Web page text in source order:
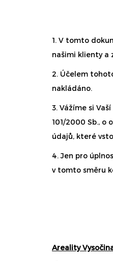
1. V tomto
našimi klienty a
2. Účelem
nakládáno.
3. Vážíme si
101/2000 Sb., o
údajů, které
4. Jen pro
v tomto směru
Areality